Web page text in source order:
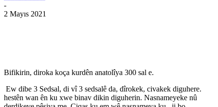
-
2 Mayıs 2021
Bifikirin, diroka koça kurdên anatolîya 300 sal e.
Ew dibe 3 Sedsal, di vî 3 sedsalê da, dîrokek, civakek diguhere.
hestên wan ên ku xwe binav dikin diguherin. Nasnameyeke nû